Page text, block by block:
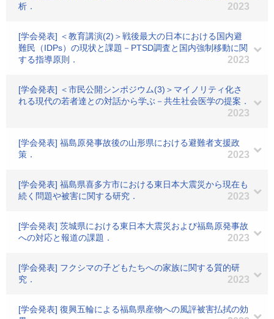
析．
2023
[学会発表] ＜教育講演(2)＞戦後最大の日本における国内避
難民（IDPs）の現状と課題－PTSD調査と国内強制移動に関
する指導原則．
2023
[学会発表] ＜市民公開シンポジウム(3)＞マイノリティ化さ
れる現代の若者達との対話から学ぶ－共生社会医学の提案．
2023
[学会発表] 福島原発事故後の山形県における避難者支援政
策．
2023
[学会発表] 福島県喜多方市における東日本大震災から現在も
続く問題や被害に関する研究．
2023
[学会発表] 茨城県における東日本大震災および福島原発事故
への対応と報道の課題．
2023
[学会発表] フクシマの子どもたちへの家族に関する質的研
究．
2023
[学会発表] 復興五輪による福島県産物への風評被害払拭の効